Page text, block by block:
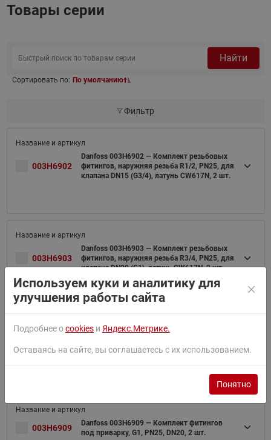
Товары серии
Найти
Сортировать по: По умолчанию
Фильтр
003H6902
Danfoss 003H6902 — Комплект резьбовых
фитингов, наружняя резьба R1/2, PN25, для
клапана DN15 (G3/4), латунь CW617N, 2 шт.
003H6903
Danfoss 003H6903 — Комплект резьбовых
фитингов, наружняя резьба R3/4, PN25, для
клапана DN20 (G1), латунь CW617N, 2 шт.
под приварку, G3/4, PN25, DN15, 2 шт.
003H6909
Danfoss 003H6909 — Комплект фитингов
под приварку, G1, PN25, DN20, 2 шт.
Используем куки и аналитику для
улучшения работы сайта
Подробнее оcookies и Яндекс.Метрике.
Оставаясь на сайте, вы соглашаетесь с их использованием.
Понятно